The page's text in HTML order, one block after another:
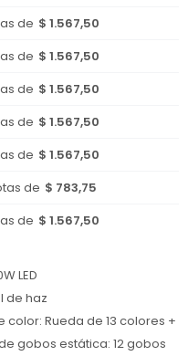
de $ 1.567,50
de $ 1.567,50
de $ 1.567,50
de $ 1.567,50
de $ 1.567,50
de $ 783,75
de $ 1.567,50
LED
de haz
color: Rueda de 13 colores +
gobos estática: 12 gobos